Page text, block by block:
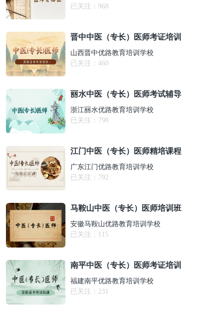
已关注： 968
晋中中医（专长）医师考证培训
山西晋中优路教育培训学校
已关注： 460
丽水中医（专长）医师考试辅导
浙江丽水优路教育培训学校
已关注： 798
江门中医（专长）医师精培课程
广东江门优路教育培训学校
已关注： 792
马鞍山中医（专长）医师培训班
安徽马鞍山优路教育培训学校
已关注： 115
南平中医（专长）医师考证培训
福建南平优路教育培训学校
已关注： 231